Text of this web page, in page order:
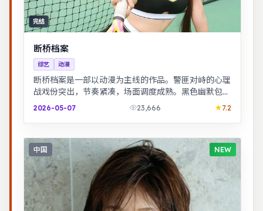
完结
断桥档案
综艺 动漫
断桥档案是一部以动漫为主线的作品。警匪对峙的心理
战戏份突出，节奏紧凑，场面调度成熟。黑色幽默包裹
社会寓言，荒诞中见真实。
2026-05-07 23,666 7.2
中国 NEW